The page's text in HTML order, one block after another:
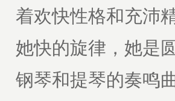
着欢快性格和充沛
她快的旋律，她是
钢琴和提琴的奏鸣